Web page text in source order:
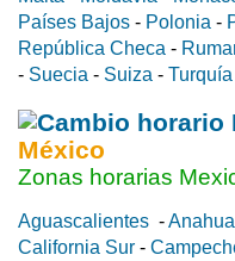
Países Bajos - Polonia -
República Checa -
- Suecia - Suiza - Turquía
México
Zonas horarias
Aguascalientes -
California Sur -